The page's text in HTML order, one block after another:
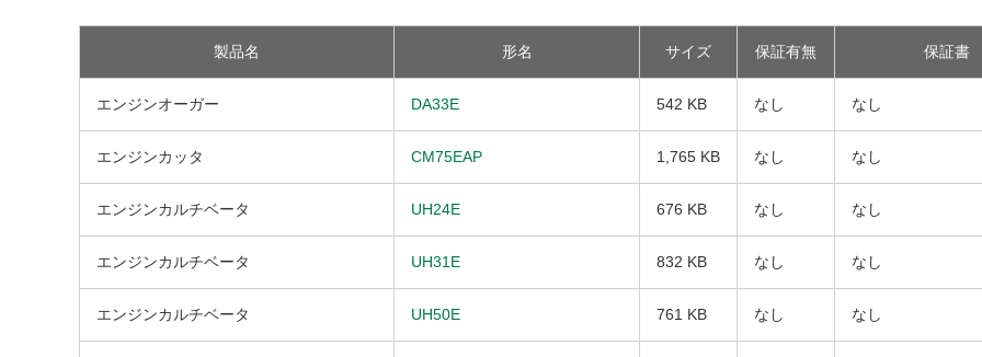
製品名 形名 サイズ 保証有無 保証書
エンジンオーガー DA33E 542 KB なし なし
エンジンカッタ CM75EAP 1,765 KB なし なし
エンジンカルチベータ UH24E 676 KB なし なし
エンジンカルチベータ UH31E 832 KB なし なし
エンジンカルチベータ UH50E 761 KB なし なし